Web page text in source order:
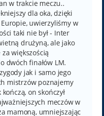
w trakcie meczu..
dla oka, dzięki
uwierzyliśmy w
taki nie był - Inter
drużyną, ale jako
większością
dwóch finałów LM.
jak i samo jego
mistrzów poznajemy
on skończył
meczów w
mamoną, umniejszając